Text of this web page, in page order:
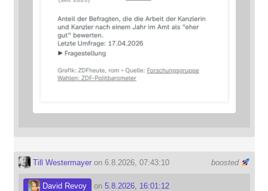
boosted
Till Westermayeron 6.8.2026, 07:43:10
David Revoy on 5.8.2026, 16:01:12